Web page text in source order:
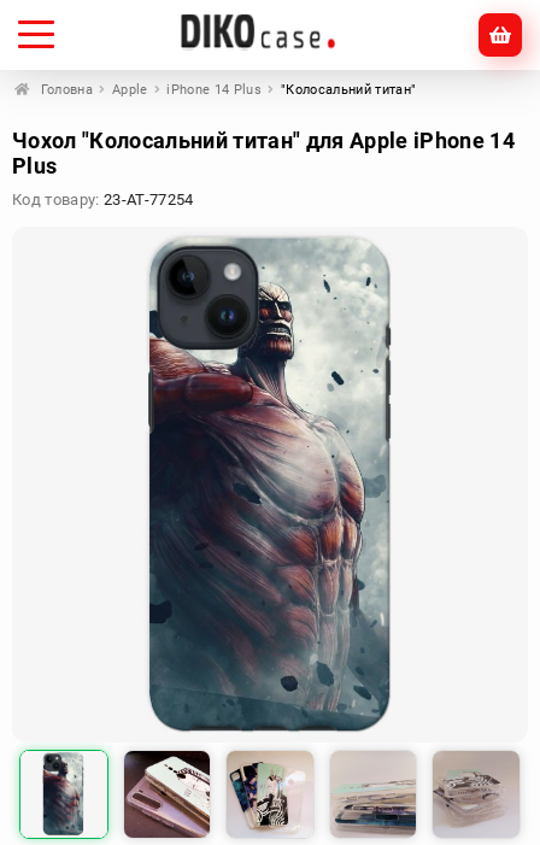
Головна Apple iPhone 14 Plus "Колосальний титан"
Чохол "Колосальний титан" для Apple iPhone 14
Plus
Код товару: 23-AT-77254